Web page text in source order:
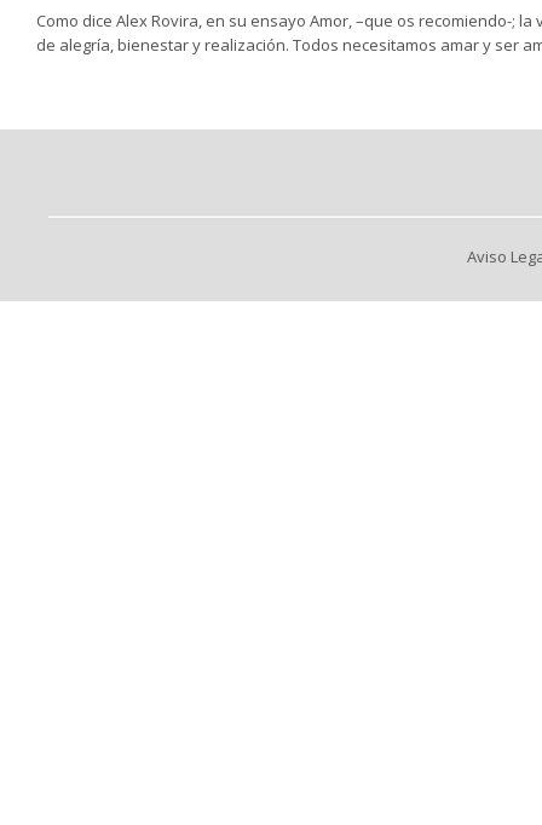
Como dice Alex Rovira, en su ensayo Amor, –que os recomiendo-;
de alegría, bienestar y realización. Todos necesitamos amar y ser
Aviso